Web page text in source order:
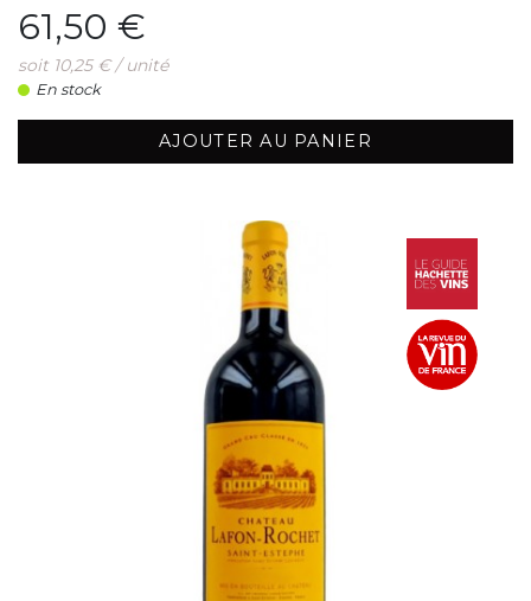
Prix
61,50 €
soit 10,25 € / unité
En stock
AJOUTER AU PANIER